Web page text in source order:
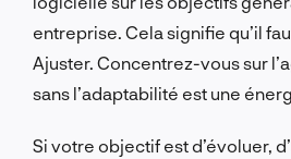
entreprise. Cela signifie qu’il
Ajuster. Concentrez-vous sur
sans l’adaptabilité est une
Si votre objectif est d’évoluer,